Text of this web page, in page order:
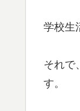
学校生
それで
す。